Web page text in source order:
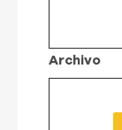
Archivo